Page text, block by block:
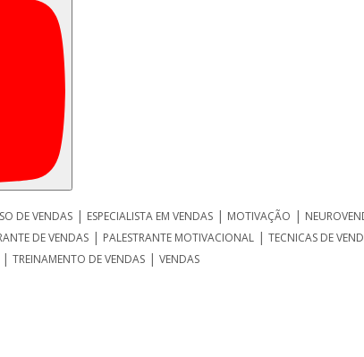
DE VENDAS| ESPECIALISTA EM VENDAS| MOTIVAÇÃO |
DE VENDAS | PALESTRANTE MOTIVACIONAL |TECNICAS DE
|TREINAMENTO DE VENDAS |VENDAS